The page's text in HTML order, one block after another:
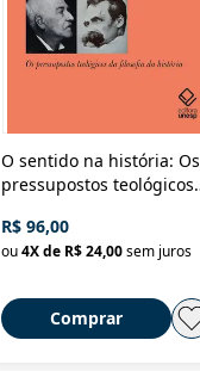
O sentido na história: Os
pressupostos teológicos
R$ 96,00
ou4X de R$ 24,00sem juros
Comprar